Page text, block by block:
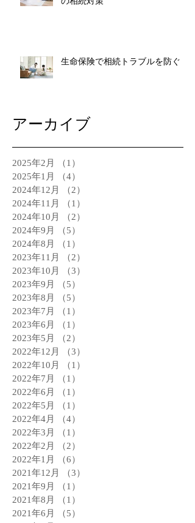
生命保険で相続トラブルを防ぐ
アーカイブ
2025年2月 （1）
2025年1月
（4）
2024年12月
（2）
2024年11月
（1）
2024年10月
（2）
2024年9月
（5）
2024年8月
（1）
2023年11月
（2）
2023年10月
（3）
2023年9月
（5）
2023年8月
（5）
2023年7月
（1）
2023年6月
（1）
2023年5月
（2）
2022年12月
（3）
2022年10月
（1）
2022年7月
（1）
2022年6月
（1）
2022年5月
（1）
2022年4月
（4）
2022年3月
（1）
2022年2月
（2）
2022年1月
（6）
2021年12月
（3）
2021年9月
（1）
2021年8月
（1）
2021年6月
（5）